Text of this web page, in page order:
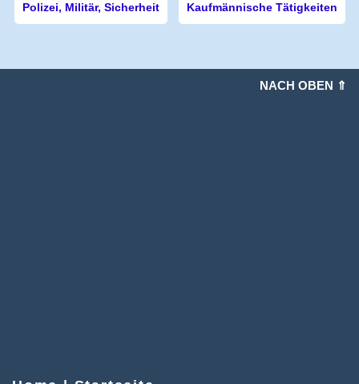
Polizei, Militär, Sicherheit Kaufmännische Tätigkeiten
NACH OBEN ⇑